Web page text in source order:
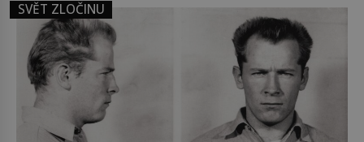
SVĚT ZLOČINU